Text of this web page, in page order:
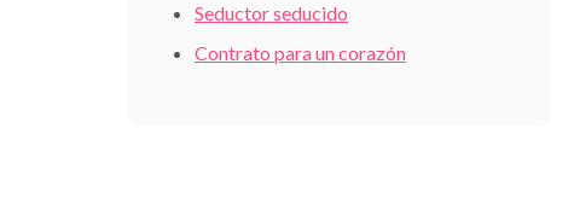
Seductor seducido
Contrato para un corazón